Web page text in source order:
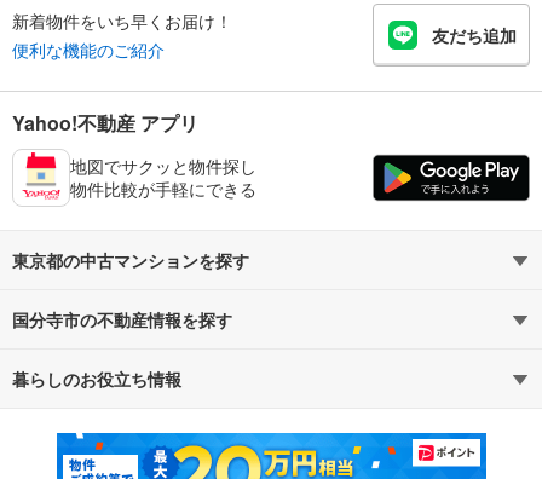
新着物件をいち早くお届け！
便利な機能のご紹介
友だち追加
Yahoo!不動産 アプリ
地図でサクッと物件探し
物件比較が手軽にできる
東京都の中古マンションを探す
路線・駅から探す
通勤・通学時間から探す
国分寺市の不動産情報を探す
不動産・住宅
新築マンション 中古マンション
暮らしのお役立ち情報
マンションカタログ 教えて！住まいの先生